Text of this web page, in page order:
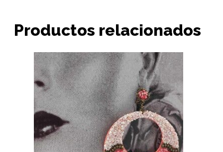
Productos relacionados